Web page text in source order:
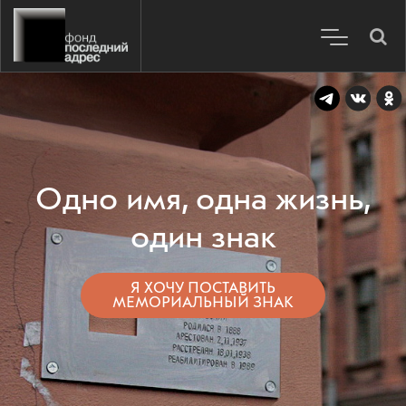
Одно имя, одна жизнь,
один знак
Я ХОЧУ ПОСТАВИТЬ
МЕМОРИАЛЬНЫЙ ЗНАК